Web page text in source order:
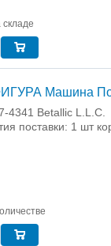
складе
Машина
4341 Betallic L.L.C.
поставки: 1 шт